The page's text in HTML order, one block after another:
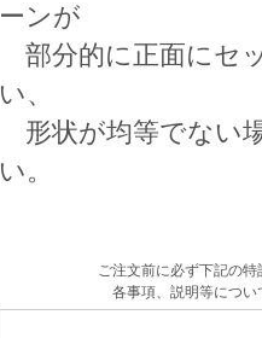
ーンが
部分的に正面にセ
い、
形状が均等でない
い。
ご注文前に必ず下記の
各事項、説明等につい